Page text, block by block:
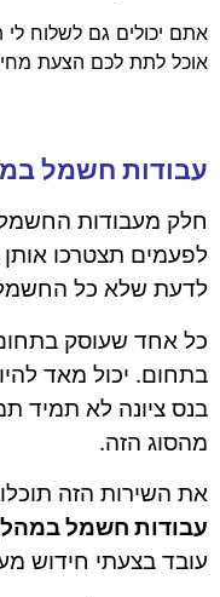
אתם יכולים גם לשלוח
אוכל לתת לכם הצעת
עבודות חשמל
חלק מעבודות
לפעמים תצטרכו
לדעת שלא כל
כל אחד שעוסק
בתחום. יכול מאד
בנס ציונה לא תמיד
מהסוג הזה.
את השירות הזה
עבודות חשמל
עובד בצעתי חידוש